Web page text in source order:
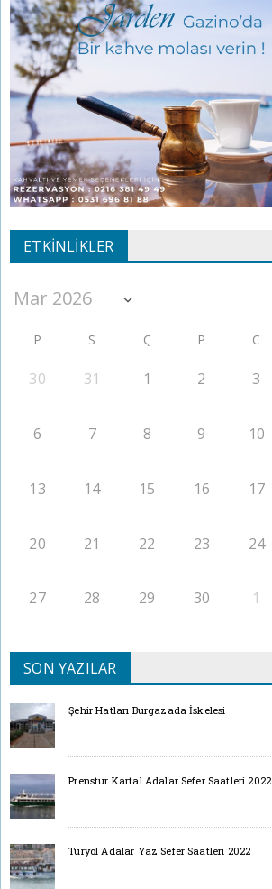
ETKINLIKLER
P S Ç P C
30 31 1 2 3
6 7 8 9 10
13 14 15 16 17
20 21 22 23 24
27 28 29 30 1
SON YAZILAR
Şehir Hatları Burgazada İskelesi
Prenstur Kartal Adalar Sefer Saatleri 2022
Turyol Adalar Yaz Sefer Saatleri 2022